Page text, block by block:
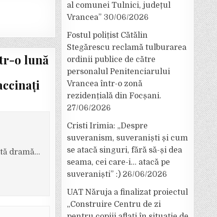
o lună
dramă…
al comunei Tulnici, județul
Vrancea” 30/06/2026
Fostul polițist Cătălin
Stegărescu reclamă tulburarea
ordinii publice de către
personalul Penitenciarului
Vrancea într-o zonă
rezidențială din Focșani.
27/06/2026
Cristi Irimia: „Despre
suveranism, suveraniști și cum
se atacă singuri, fără să-și dea
seama, cei care-i… atacă pe
suveraniști” :) 26/06/2026
UAT Năruja a finalizat proiectul
„Construire Centru de zi